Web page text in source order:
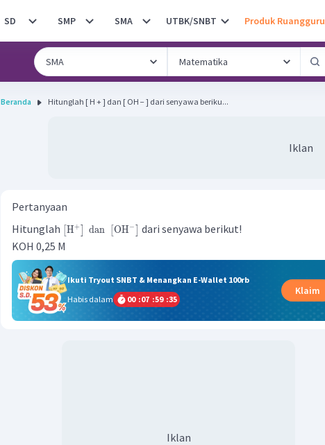
SD SMP SMA UTBK/SNBT Produk Ruangguru
Beranda Hitunglah [ H + ] dan [ OH − ] dari senyawa beriku...
Iklan
Pertanyaan
Hitunglah H+ dan OH−
dari senyawa berikut!
KOH 0,25 M
Ikuti Tryout SNBT & Menangkan E-Wallet 100rb
Habis dalam
00 :07 :59 :35
Klaim
Iklan